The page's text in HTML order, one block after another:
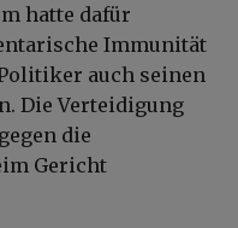
hatte dafür
Immunität
auch seinen
Die Verteidigung
die
Gericht